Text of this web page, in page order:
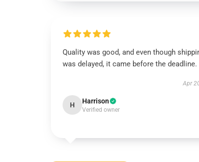
Quality was good, and even though
was delayed, it came before the deadline.
Apr
H Harrison
Verified owner